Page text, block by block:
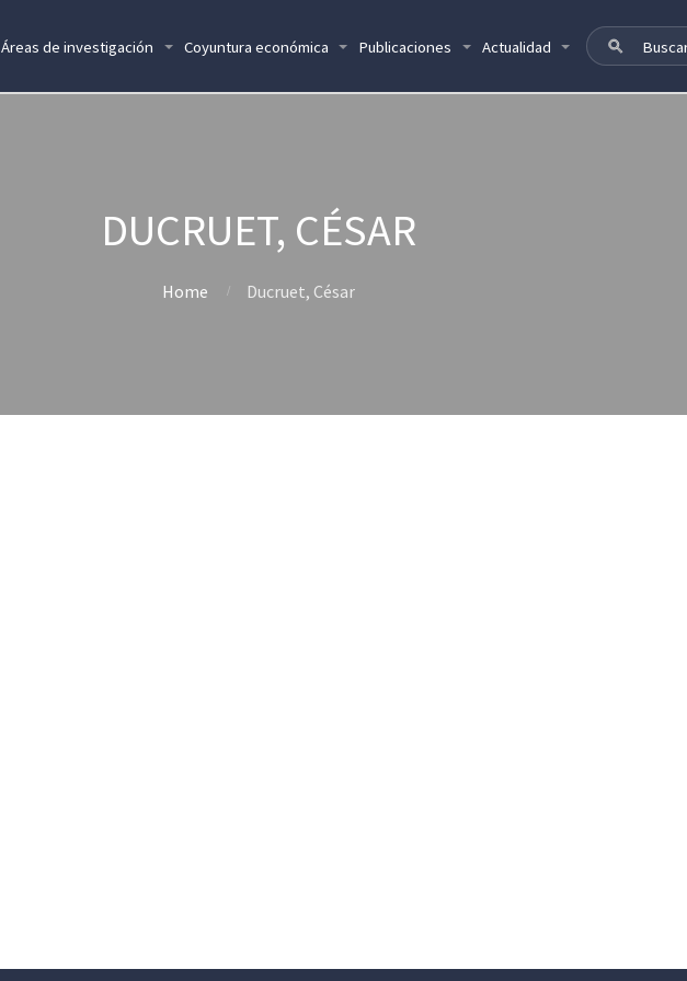
Áreas de investigación Coyuntura económica Publicaciones Actualidad
DUCRUET, CÉSAR
Home Ducruet, César